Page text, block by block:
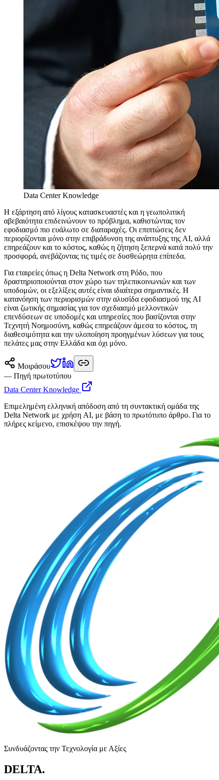
Data Center Knowledge
Η εξάρτηση από λίγους κατασκευαστές και η γεωπολιτική
αβεβαιότητα επιδεινώνουν το πρόβλημα, καθιστώντας τον
εφοδιασμό πιο ευάλωτο σε διαταραχές. Οι επιπτώσεις δεν
περιορίζονται μόνο στην επιβράδυνση της ανάπτυξης της AI, αλλά
επηρεάζουν και το κόστος, καθώς η ζήτηση ξεπερνά κατά πολύ την
προσφορά, ανεβάζοντας τις τιμές σε δυσθεώρητα επίπεδα.
Για εταιρείες όπως η Delta Network στη Ρόδο, που
δραστηριοποιούνται στον χώρο των τηλεπικοινωνιών και των
υποδομών, οι εξελίξεις αυτές είναι ιδιαίτερα σημαντικές. Η
κατανόηση των περιορισμών στην αλυσίδα εφοδιασμού της AI
είναι ζωτικής σημασίας για τον σχεδιασμό μελλοντικών
επενδύσεων σε υποδομές και υπηρεσίες που βασίζονται στην
Τεχνητή Νοημοσύνη, καθώς επηρεάζουν άμεσα το κόστος, τη
διαθεσιμότητα και την υλοποίηση προηγμένων λύσεων για τους
πελάτες μας στην Ελλάδα και όχι μόνο.
Μοιράσου
— Πηγή πρωτοτύπου
Data Center Knowledge
Επιμελημένη ελληνική απόδοση από τη συντακτική ομάδα της
Delta Network με χρήση AI, με βάση το πρωτότυπο άρθρο. Για το
πλήρες κείμενο, επισκέψου την πηγή.
Συνδυάζοντας την Τεχνολογία με Αξίες
DELTA.